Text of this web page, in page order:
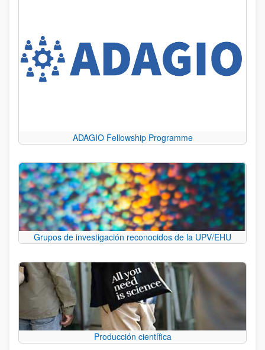
ADAGIO Fellowship Programme
Grupos de investigación reconocidos de la UPV/EHU
Producción científica